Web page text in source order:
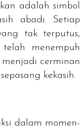
adalah simbol
abadi. Setiap
tak terputus,
menempuh
cerminan
kekasih.
dalam momen-